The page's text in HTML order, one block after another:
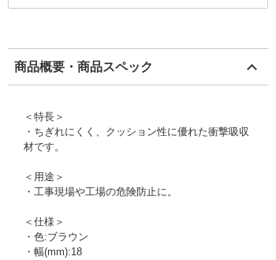
商品概要・商品スペック
＜特長＞
・ちぎれにくく、クッション性に優れた衝撃吸収
材です。
＜用途＞
・工事現場や工場の危険防止に。
＜仕様＞
・色:ブラウン
・幅(mm):18